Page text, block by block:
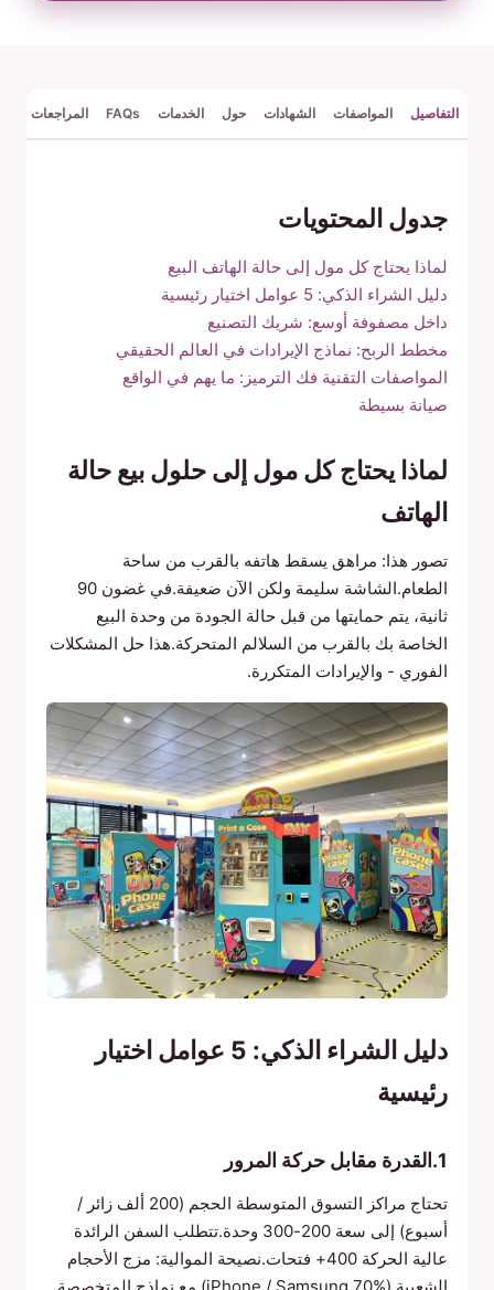
التفاصيل المواصفات الشهادات حول الخدمات FAQs المراجعات
جدول المحتويات
لماذا يحتاج كل مول إلى حالة الهاتف البيع
دليل الشراء الذكي: 5 عوامل اختيار رئيسية
داخل مصفوفة أوسع: شريك التصنيع
مخطط الربح: نماذج الإيرادات في العالم الحقيقي
المواصفات التقنية فك الترميز: ما يهم في الواقع
صيانة بسيطة
لماذا يحتاج كل مول إلى حلول بيع حالة
الهاتف
تصور هذا: مراهق يسقط هاتفه بالقرب من ساحة
الطعام.الشاشة سليمة ولكن الآن ضعيفة.في غضون 90
ثانية، يتم حمايتها من قبل حالة الجودة من وحدة البيع
الخاصة بك بالقرب من السلالم المتحركة.هذا حل المشكلات
الفوري - والإيرادات المتكررة.
دليل الشراء الذكي: 5 عوامل اختيار
رئيسية
1.القدرة مقابل حركة المرور
تحتاج مراكز التسوق المتوسطة الحجم (200 ألف زائر /
أسبوع) إلى سعة 200-300 وحدة.تتطلب السفن الرائدة
عالية الحركة 400+ فتحات.نصيحة الموالية: مزج الأحجام
الشعبية (iPhone / Samsung 70%) مع نماذج المتخصصة.